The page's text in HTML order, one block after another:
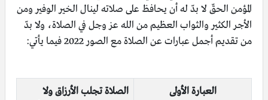
المؤمن الحقّ لا بدّ له أن يحافظ على صلاته لينال الخير الوفير ومن
الأجر الكثير والثواب العظيم من الله عز وجل في الصلاة، ولا بدّ
من تقديم أجمل عبارات عن الصلاة مع الصور 2022 فيما يأتي:
العبارة الأولى
الصلاة تجلب الأرزاق ولا